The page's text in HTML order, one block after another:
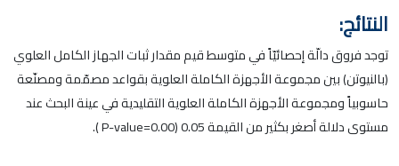
النتائج:
توجد فروق دالّة إحصائيّاً في متوسط قيم مقدار ثبات الجهاز الكامل العلوي
(بالنيوتن) بين مجموعة الأجهزة الكاملة العلوية بقواعد مصمّمة ومصنّعة
حاسوبياً ومجموعة الأجهزة الكاملة العلوية التقليدية في عينة البحث عند
مستوى دلالة أصغر بكثير من القيمة 0.05 (P-value=0.00 ).